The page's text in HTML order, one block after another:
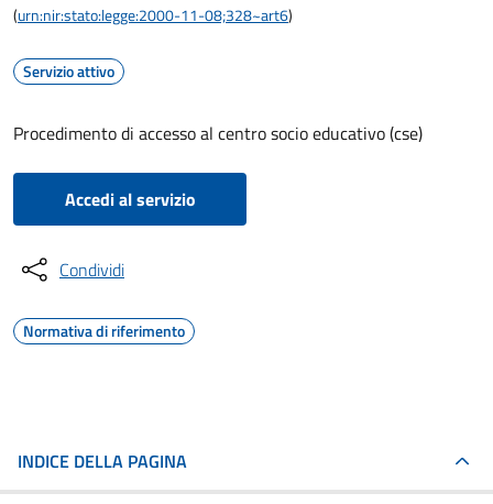
(urn:nir:stato:legge:2000-11-08;328~art6)
Servizio attivo
Procedimento di accesso al centro socio educativo (cse)
Accedi al servizio
Condividi
Normativa di riferimento
INDICE DELLA PAGINA